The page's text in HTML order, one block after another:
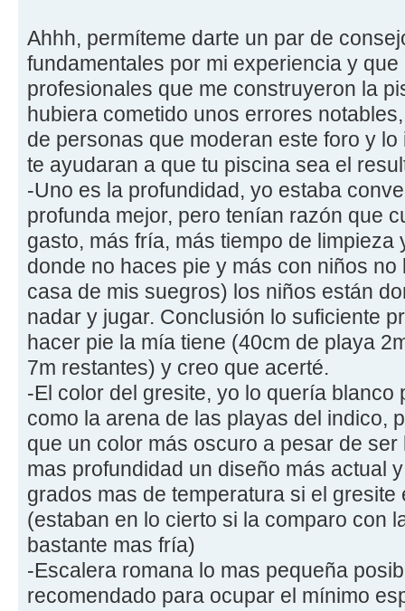
Ahhh, permíteme darte un par de
fundamentales por mi experiencia y
profesionales que me construyeron la
hubiera cometido unos errores
de personas que moderan este foro y
te ayudaran a que tu piscina sea el
-Uno es la profundidad, yo estaba
profunda mejor, pero tenían razón que
gasto, más fría, más tiempo de limpieza
donde no haces pie y más con niños
casa de mis suegros) los niños están
nadar y jugar. Conclusión lo suficiente
hacer pie la mía tiene (40cm de playa
7m restantes) y creo que acerté.
-El color del gresite, yo lo quería blanco
como la arena de las playas del indico,
que un color más oscuro a pesar de
mas profundidad un diseño más actual
grados mas de temperatura si el
(estaban en lo cierto si la comparo con
bastante mas fría)
-Escalera romana lo mas pequeña
recomendado para ocupar el mínimo